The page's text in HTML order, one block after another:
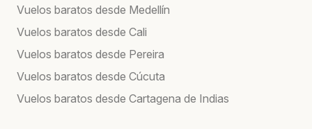
Vuelos baratos desde Medellín
Vuelos baratos desde Cali
Vuelos baratos desde Pereira
Vuelos baratos desde Cúcuta
Vuelos baratos desde Cartagena de Indias